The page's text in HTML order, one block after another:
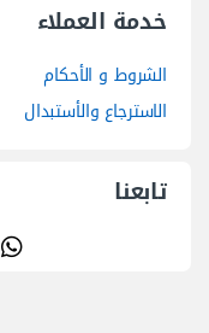
خدمة العملاء
الشروط و الأحكام
الاسترجاع والأستبدال
تابعنا